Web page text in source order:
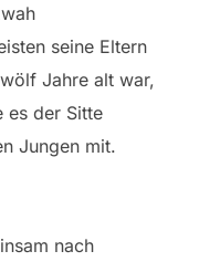
seine Eltern
Jahre alt war,
es der Sitte
Jungen mit.
nach